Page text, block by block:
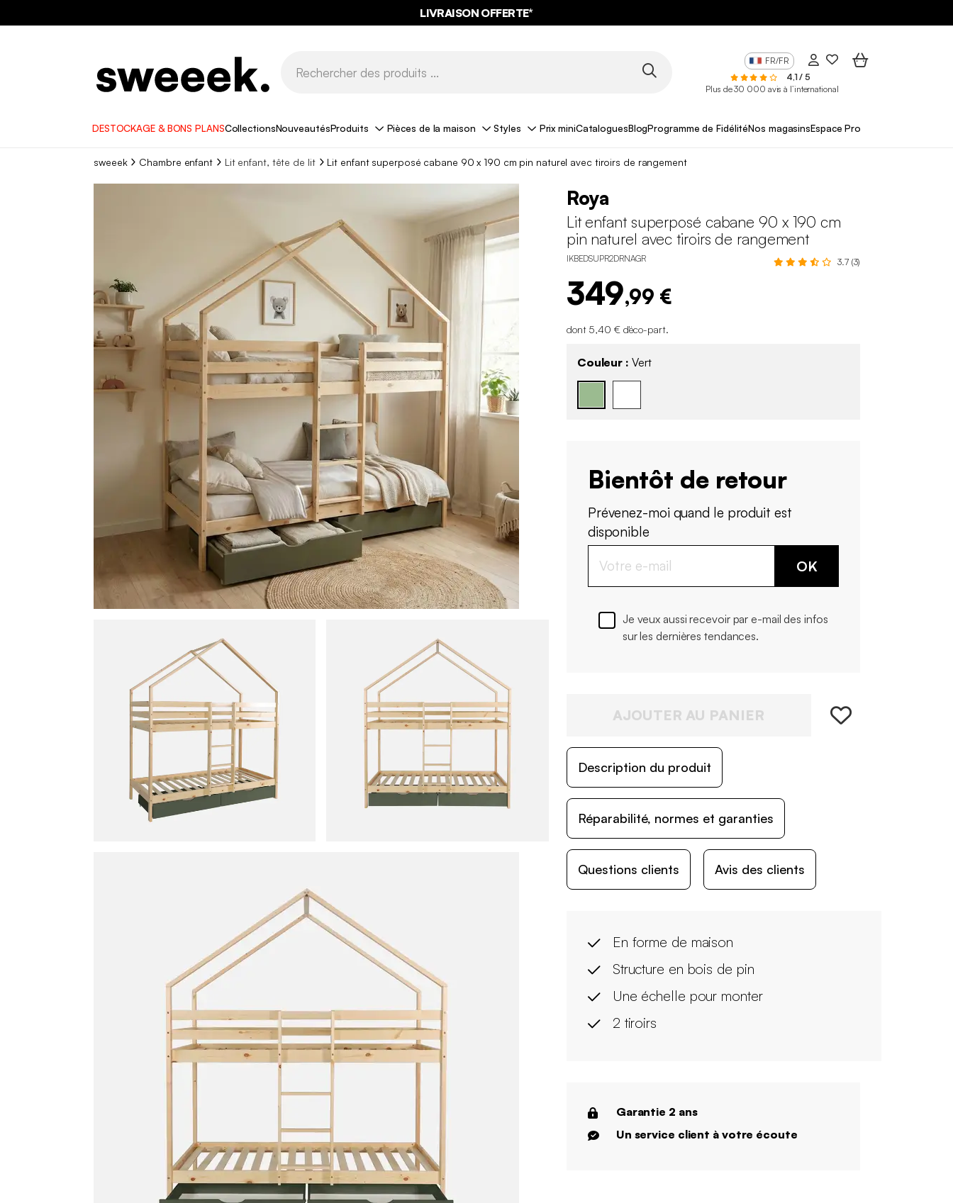
LIVRAISON OFFERTE*
FR/FR
4,1 / 5
Plus de 30 000 avis à l’international
DESTOCKAGE & BONS PLANSCollectionsNouveautésProduits Pièces de la maison Styles Prix miniCataloguesBlogProgramme de FidélitéNos magasinsEspace Pro
sweeek Chambre enfant Lit enfant, tête de lit Lit enfant superposé cabane 90 x 190 cm pin naturel avec tiroirs de rangement
Roya
Lit enfant superposé cabane 90 x 190 cm
pin naturel avec tiroirs de rangement
IKBEDSUPR2DRNAGR 3.7 (3)
349,99 €
dont 5,40 € d'éco-part.
Couleur : Vert
Bientôt de retour
Prévenez-moi quand le produit est
disponible
OK
Je veux aussi recevoir par e-mail des infos
sur les dernières tendances.
AJOUTER AU PANIER
Description du produit
Réparabilité, normes et garanties
Questions clients Avis des clients
En forme de maison
Structure en bois de pin
Une échelle pour monter
2 tiroirs
Garantie 2 ans
Un service client à votre écoute